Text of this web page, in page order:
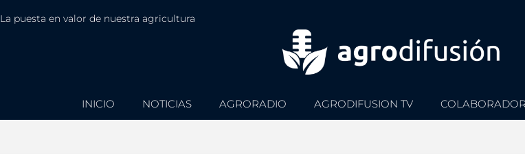
La puesta en valor de nuestra agricultura
INICIO NOTICIAS AGRORADIO AGRODIFUSION TV